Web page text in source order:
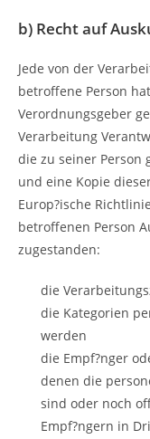
b) Recht auf
Jede von der
betroffene Person
Verordnungsgeber
Verarbeitung
die zu seiner Person
und eine Kopie
Europ?ische
betroffenen Person
zugestanden:
die
die Kategorien
werden
die Empf?nger
denen die
sind oder noch
Empf?ngern in